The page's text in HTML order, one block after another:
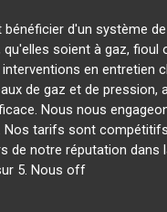
d'un système
soient à gaz, fioul
en entretien
de gaz et de pression,
Nous nous
Nos tarifs sont
de notre réputation dans
5. Nous off